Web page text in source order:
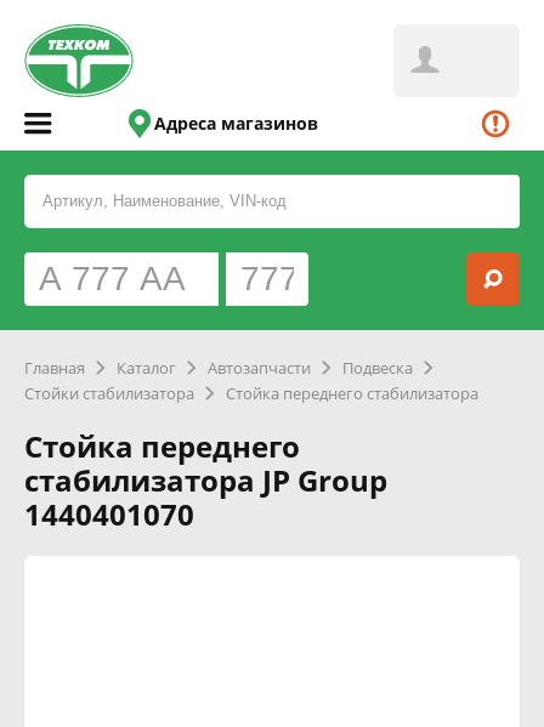
Адреса магазинов
Главная Каталог Автозапчасти
Подвеска
Стойки стабилизатора
Стойка переднего стабилизатора
Стойка переднего
стабилизатора JP Group
1440401070